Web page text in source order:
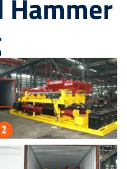
Hammer